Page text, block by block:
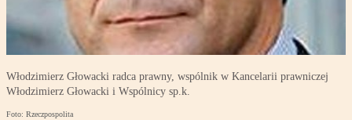
Włodzimierz Głowacki radca prawny, wspólnik w Kancelarii prawniczej
Włodzimierz Głowacki i Wspólnicy sp.k.
Foto: Rzeczpospolita